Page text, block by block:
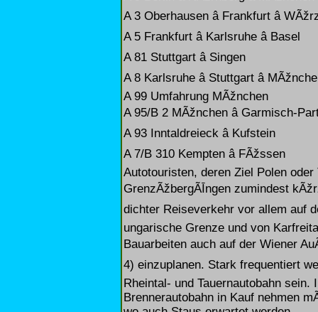
A 3 Oberhausen â Frankfurt â
A 5 Frankfurt â Karlsruhe â Basel
A 81 Stuttgart â Singen
A 8 Karlsruhe â Stuttgart â
A 99 Umfahrung MÃžnchen
A 95/B 2 MÃžnchen â Garmisch-
A 93 Inntaldreieck â Kufstein
A 7/B 310 Kempten â FÃžssen
Autotouristen, deren Ziel Polen
GrenzÃžbergÃĪngen zumindest
dichter Reiseverkehr vor allem auf
ungarische Grenze und von
Bauarbeiten auch auf der Wiener
4) einzuplanen. Stark frequentiert
Rheintal- und Tauernautobahn
Brennerautobahn in Kauf nehmen